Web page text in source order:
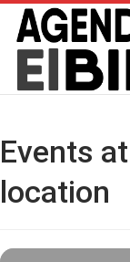
Events
location